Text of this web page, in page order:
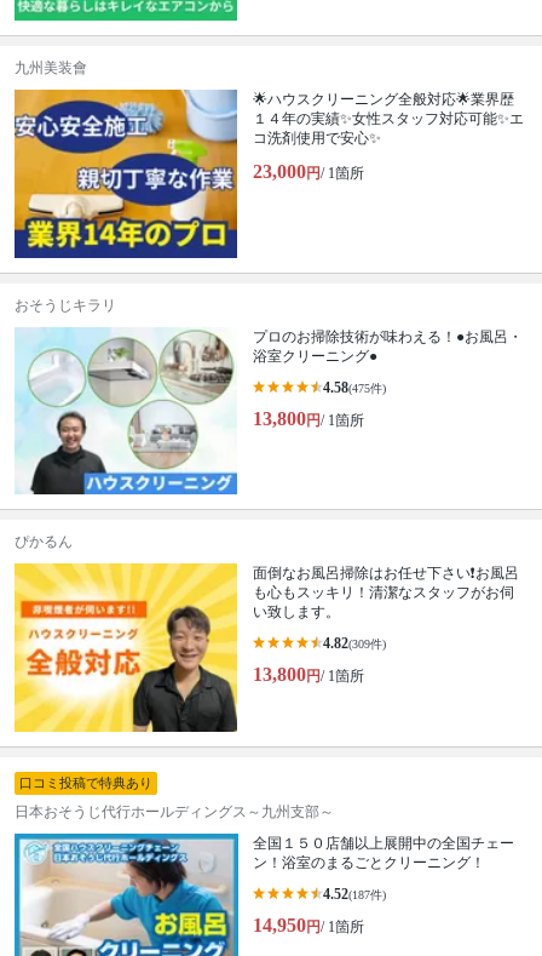
九州美装會
🌟ハウスクリーニング全般対応🌟業界歴
１４年の実績✨女性スタッフ対応可能✨エ
コ洗剤使用で安心✨
23,000円/ 1箇所
おそうじキラリ
プロのお掃除技術が味わえる！●お風呂・
浴室クリーニング●
4.58(475件)
13,800円/ 1箇所
ぴかるん
面倒なお風呂掃除はお任せ下さい❗️お風呂
も心もスッキリ！清潔なスタッフがお伺
い致します。
4.82(309件)
13,800円/ 1箇所
口コミ投稿で特典あり
日本おそうじ代行ホールディングス～九州支部～
全国１５０店舗以上展開中の全国チェー
ン！浴室のまるごとクリーニング！
4.52(187件)
14,950円/ 1箇所